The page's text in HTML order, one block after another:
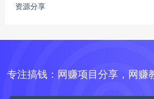
资源分享
专注搞钱：网赚项目分享，网赚